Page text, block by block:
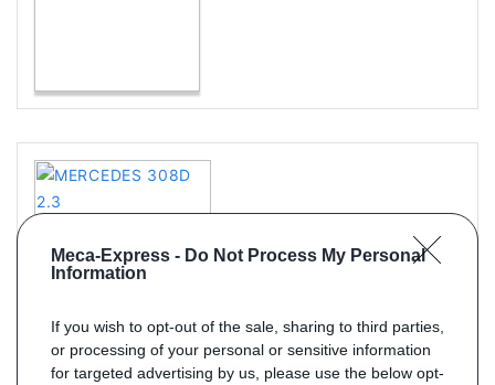
Meca-Express - Do Not Process My Personal
Information
If you wish to opt-out of the sale, sharing to third parties,
or processing of your personal or sensitive information
for targeted advertising by us, please use the below opt-
Référence : SX0915 Livraison 5j